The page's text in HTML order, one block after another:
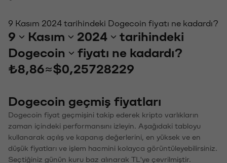
9 Kasım 2024 tarihindeki Dogecoin fiyatı ne kadardı?
9 Kasım 2024
tarihindeki
Dogecoin
fiyatı ne kadardı?
₺8,86≈$0,25728229
Dogecoin geçmiş fiyatları
Dogecoin fiyat geçmişini takip ederek kripto varlıkların
zaman içindeki performansını izleyin. Aşağıdaki tabloyu
kullanarak açılış ve kapanış değerlerini, en yüksek ve en
düşük fiyatları ve işlem hacmini kolayca görüntüleyebilirsiniz.
Seçtiğiniz günün kuru baz alınarak TL'ye çevrilmiştir.